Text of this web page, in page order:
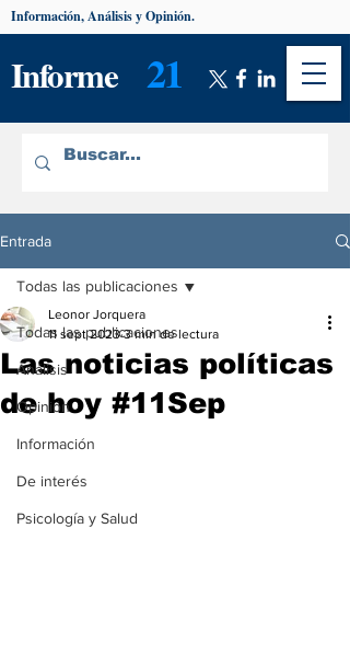
Informe 21
Información, Análisis y Opinión.
Entrada
Todas las publicaciones
Análisis
Opinión
Información
De interés
Psicología y Salud
Todas las publicaciones
Las noticias políticas
de hoy #11Sep
Leonor Jorquera
11 sept 2023 3 min de lectura